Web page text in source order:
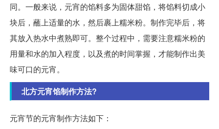
同。一般来说，元宵的馅料多为固体甜馅，将馅料切成小
块后，蘸上适量的水，然后裹上糯米粉。制作完毕后，将
其放入热水中煮熟即可。整个过程中，需要注意糯米粉的
用量和水的加入程度，以及煮的时间掌握，才能制作出美
味可口的元宵。
北方元宵馅制作方法?
元宵节的元宵制作方法如下：